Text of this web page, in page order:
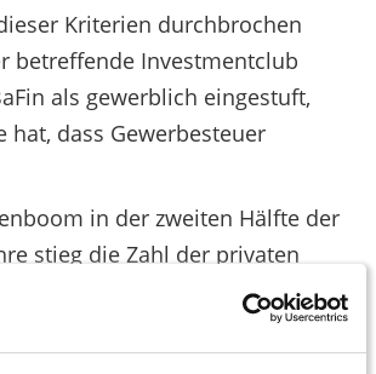
Kriterien durchbrochen
betreffende Investmentclub
als gewerblich eingestuft,
hat, dass Gewerbesteuer
in der zweiten Hälfte der
stieg die Zahl der privaten
hierzulande kräftig an.
1997 nur rund 3.850, lag die
schon bei 6.230. Doch